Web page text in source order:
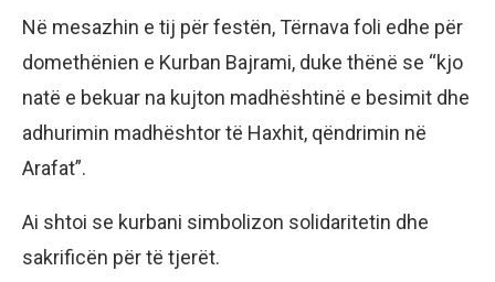
Në mesazhin e tij për festën, Tërnava foli edhe për
domethënien e Kurban Bajrami, duke thënë se “kjo
natë e bekuar na kujton madhështinë e besimit dhe
adhurimin madhështor të Haxhit, qëndrimin në
Arafat”.
Ai shtoi se kurbani simbolizon solidaritetin dhe
sakrificën për të tjerët.